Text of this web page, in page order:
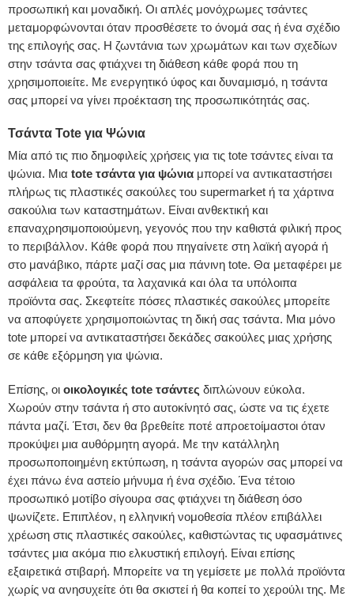
προσωπική και μοναδική. Οι απλές μονόχρωμες τσάντες
μεταμορφώνονται όταν προσθέσετε το όνομά σας ή ένα σχέδιο
της επιλογής σας. Η ζωντάνια των χρωμάτων και των σχεδίων
στην τσάντα σας φτιάχνει τη διάθεση κάθε φορά που τη
χρησιμοποιείτε. Με ενεργητικό ύφος και δυναμισμό, η τσάντα
σας μπορεί να γίνει προέκταση της προσωπικότητάς σας.
Τσάντα Tote για Ψώνια
Μία από τις πιο δημοφιλείς χρήσεις για τις tote τσάντες είναι τα
ψώνια. Μια tote τσάντα για ψώνια μπορεί να αντικαταστήσει
πλήρως τις πλαστικές σακούλες του supermarket ή τα χάρτινα
σακούλια των καταστημάτων. Είναι ανθεκτική και
επαναχρησιμοποιούμενη, γεγονός που την καθιστά φιλική προς
το περιβάλλον. Κάθε φορά που πηγαίνετε στη λαϊκή αγορά ή
στο μανάβικο, πάρτε μαζί σας μια πάνινη tote. Θα μεταφέρει με
ασφάλεια τα φρούτα, τα λαχανικά και όλα τα υπόλοιπα
προϊόντα σας. Σκεφτείτε πόσες πλαστικές σακούλες μπορείτε
να αποφύγετε χρησιμοποιώντας τη δική σας τσάντα. Μια μόνο
tote μπορεί να αντικαταστήσει δεκάδες σακούλες μιας χρήσης
σε κάθε εξόρμηση για ψώνια.
Επίσης, οι οικολογικές tote τσάντες διπλώνουν εύκολα.
Χωρούν στην τσάντα ή στο αυτοκίνητό σας, ώστε να τις έχετε
πάντα μαζί. Έτσι, δεν θα βρεθείτε ποτέ απροετοίμαστοι όταν
προκύψει μια αυθόρμητη αγορά. Με την κατάλληλη
προσωποποιημένη εκτύπωση, η τσάντα αγορών σας μπορεί να
έχει πάνω ένα αστείο μήνυμα ή ένα σχέδιο. Ένα τέτοιο
προσωπικό μοτίβο σίγουρα σας φτιάχνει τη διάθεση όσο
ψωνίζετε. Επιπλέον, η ελληνική νομοθεσία πλέον επιβάλλει
χρέωση στις πλαστικές σακούλες, καθιστώντας τις υφασμάτινες
τσάντες μια ακόμα πιο ελκυστική επιλογή. Είναι επίσης
εξαιρετικά στιβαρή. Μπορείτε να τη γεμίσετε με πολλά προϊόντα
χωρίς να ανησυχείτε ότι θα σκιστεί ή θα κοπεί το χερούλι της. Με